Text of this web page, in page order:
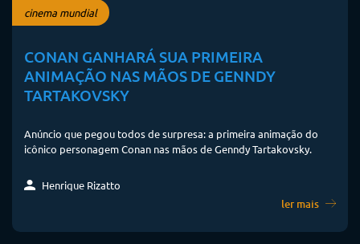
cinema mundial
CONAN GANHARÁ SUA PRIMEIRA
ANIMAÇÃO NAS MÃOS DE GENNDY
TARTAKOVSKY
Anúncio que pegou todos de surpresa: a primeira animação do
icônico personagem Conan nas mãos de Genndy Tartakovsky.
Henrique Rizatto
ler mais